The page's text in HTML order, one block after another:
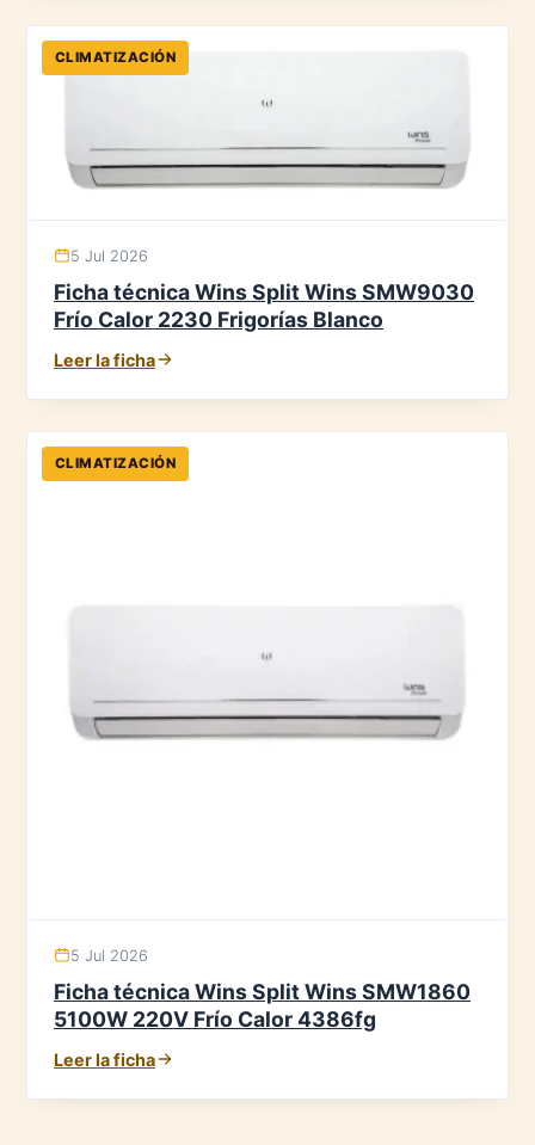
CLIMATIZACIÓN
5 Jul 2026
Ficha técnica Wins Split Wins SMW9030
Frío Calor 2230 Frigorías Blanco
Leer la ficha
CLIMATIZACIÓN
5 Jul 2026
Ficha técnica Wins Split Wins SMW1860
5100W 220V Frío Calor 4386fg
Leer la ficha